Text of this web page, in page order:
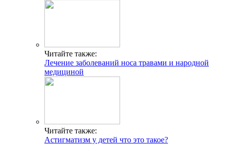
Читайте также:
Лечение заболеваний носа травами и народной
медициной
Читайте также:
Астигматизм у детей что это такое?